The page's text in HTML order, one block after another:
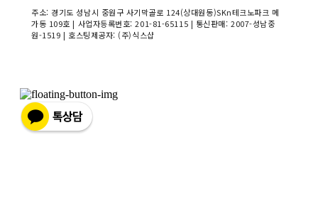
주소: 경기도 성남시 중원구 사기막골로 124(상대원동)SKn테크노파크 메
가동 109호 | 사업자등록번호:201-81-65115 | 통신판매:2007-성남중
원-1519 | 호스팅제공자: (주)식스샵